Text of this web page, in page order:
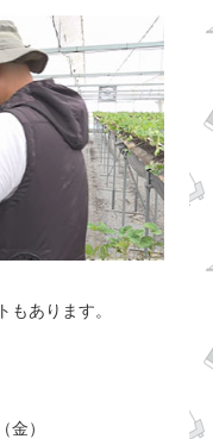
あります。
金）